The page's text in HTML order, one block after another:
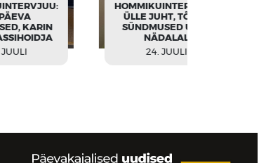
HOMMIKUINTERVJUU:
ÜLLE JUHT, TÕRVA
SÜNDMUSED UUEL
24. JUULI